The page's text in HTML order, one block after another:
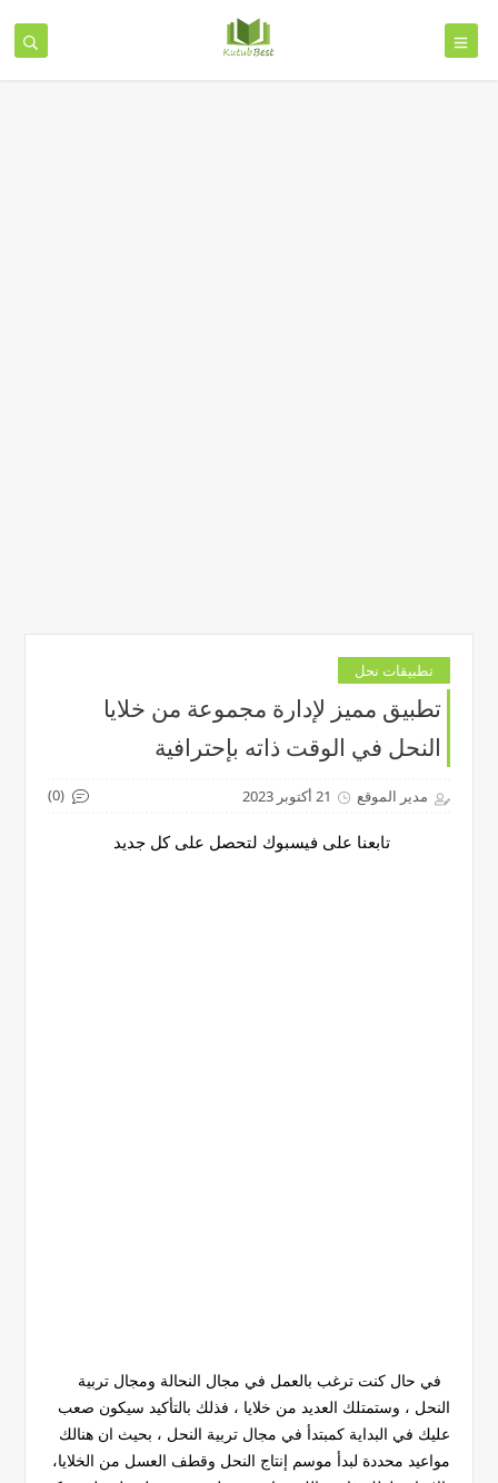
تطبيقات نحل
تطبيق مميز لإدارة مجموعة من خلايا
النحل في الوقت ذاته بإحترافية
مدير الموقع 21 أكتوبر 2023 (0)
تابعنا على فيسبوك لتحصل على كل جديد
في حال كنت ترغب بالعمل في مجال النحالة ومجال تربية
النحل ، وستمتلك العديد من خلايا ، فذلك بالتأكيد سيكون صعب
عليك في البداية كمبتدأ في مجال تربية النحل ، بحيث ان هنالك
مواعيد محددة لبدأ موسم إنتاج النحل وقطف العسل من الخلايا،